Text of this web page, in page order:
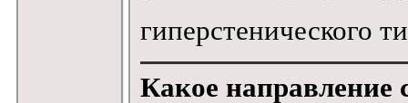
гиперстенического
Какое направление